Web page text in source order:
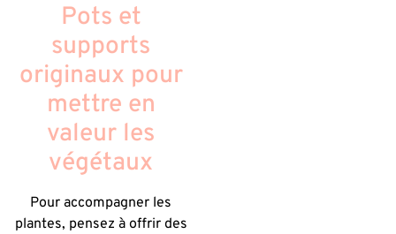
Pots et
supports
originaux pour
mettre en
valeur les
végétaux
Pour accompagner les
plantes, pensez à offrir des